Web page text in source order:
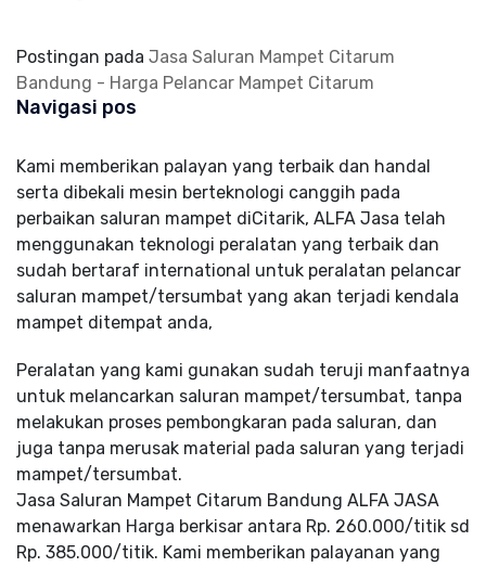
Postingan pada Jasa Saluran Mampet Citarum
Bandung - Harga Pelancar Mampet Citarum
Navigasi pos
Kami memberikan palayan yang terbaik dan handal
serta dibekali mesin berteknologi canggih pada
perbaikan saluran mampet diCitarik, ALFA Jasa telah
menggunakan teknologi peralatan yang terbaik dan
sudah bertaraf international untuk peralatan pelancar
saluran mampet/tersumbat yang akan terjadi kendala
mampet ditempat anda,
Peralatan yang kami gunakan sudah teruji manfaatnya
untuk melancarkan saluran mampet/tersumbat, tanpa
melakukan proses pembongkaran pada saluran, dan
juga tanpa merusak material pada saluran yang terjadi
mampet/tersumbat.
Jasa Saluran Mampet Citarum Bandung ALFA JASA
menawarkan Harga berkisar antara Rp. 260.000/titik sd
Rp. 385.000/titik. Kami memberikan palayanan yang